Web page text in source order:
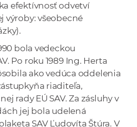
efektívnosť odvetví
výroby: všeobecné
bola vedeckou
Po roku 1989 Ing. Herta
ako vedúca oddelenia
riaditeľa,
rady EÚ SAV. Za zásluhy v
jej bola udelená
SAV Ľudovíta Štúra. V